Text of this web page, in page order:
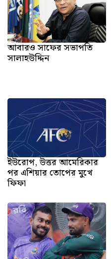
আবারও সাফের সভাপতি
সালাহউদ্দিন
ইউরোপ, উত্তর আমেরিকার
পর এশিয়ার তোপের মুখে
ফিফা